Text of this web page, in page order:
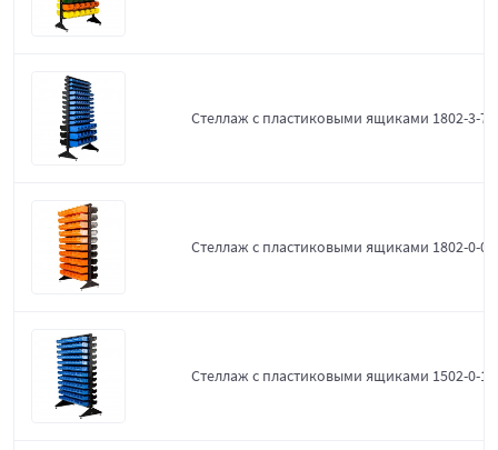
Стеллаж с пластиковыми ящиками 1802-3-7-
Стеллаж с пластиковыми ящиками 1802-0-0-
Стеллаж с пластиковыми ящиками 1502-0-